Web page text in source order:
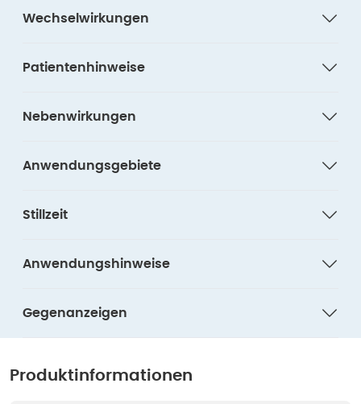
Wechselwirkungen
Patientenhinweise
Nebenwirkungen
Anwendungsgebiete
Stillzeit
Anwendungshinweise
Gegenanzeigen
Produktinformationen